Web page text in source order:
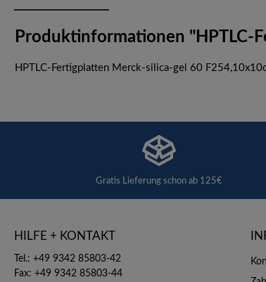
Produktinformationen "HPTLC-
HPTLC-Fertigplatten Merck-silica-gel 60
Gratis Lieferung schon ab 125€
HILFE + KONTAKT
Tel.: +49 9342 85803-42
Fax: +49 9342 85803-44